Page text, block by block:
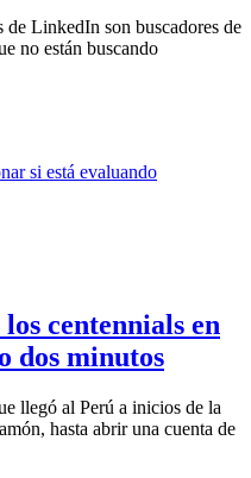
de LinkedIn son buscadores de
no están buscando
centennials en
dos minutos
llegó al Perú a inicios de la
hasta abrir una cuenta de